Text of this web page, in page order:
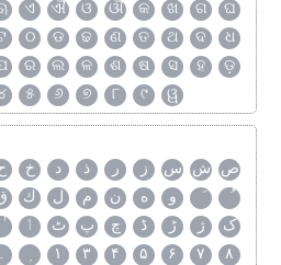
ଏ ଐ ଓ ଔ କ ଖ ଗ
ଘ
ଠ ଡ ଢ ଣ ତ ଥ ଦ
ଧ
ର ଲ ଳ ଶ ଷ ସ ହ
ଡ଼
୫ ୬ ୭ ୮ ୯ ୱ
خ د ذ ر ز س ش ص
ك ل م ن ه
و
ٲ ٹ پ چ ڈ ڑ ژ
ک
۔ ۱ ۳ ۴ ۵ ۶ ۷
۸